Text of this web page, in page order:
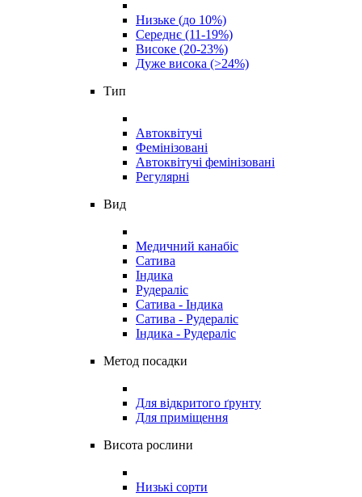
Низьке (до 10%)
Середнє (11-19%)
Високе (20-23%)
Дуже висока (>24%)
Тип
Автоквітучі
Фемінізовані
Автоквітучі фемінізовані
Регулярні
Вид
Медичний канабіс
Сатива
Індика
Рудераліс
Сатива - Індика
Сатива - Рудераліс
Індика - Рудераліс
Метод посадки
Для відкритого ґрунту
Для приміщення
Висота рослини
Низькі сорти